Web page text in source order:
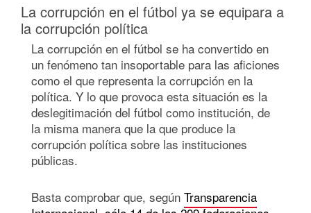
La corrupción en el fútbol ya se equipara a
la corrupción política
La corrupción en el fútbol se ha convertido en
un fenómeno tan insoportable para las aficiones
como el que representa la corrupción en la
política. Y lo que provoca esta situación es la
deslegitimación del fútbol como institución, de
la misma manera que la que produce la
corrupción política sobre las instituciones
públicas.
Basta comprobar que, según Transparencia